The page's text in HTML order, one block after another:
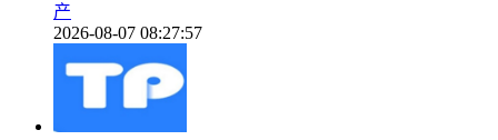
产
2026-08-07 08:27:57